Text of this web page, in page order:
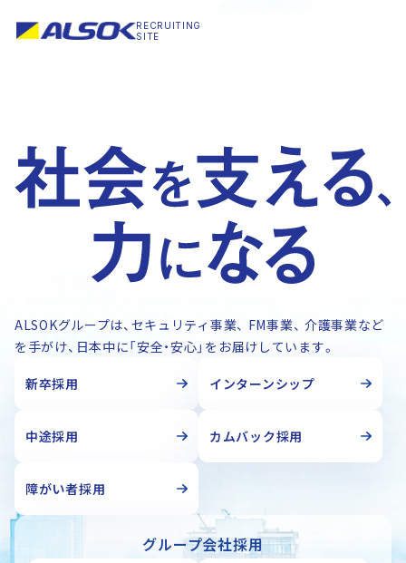
RECRUITING
SITE
ALSOKグループは、セキュリティ事業、 FM事業、 介護事業など
を手がけ、日本中に「安全・安心」をお届けしています。
新卒採用 インターンシップ
中途採用 カムバック採用
障がい者採用
グループ会社採用